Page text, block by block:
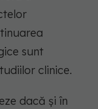
sunt
clinice.
dacă și în